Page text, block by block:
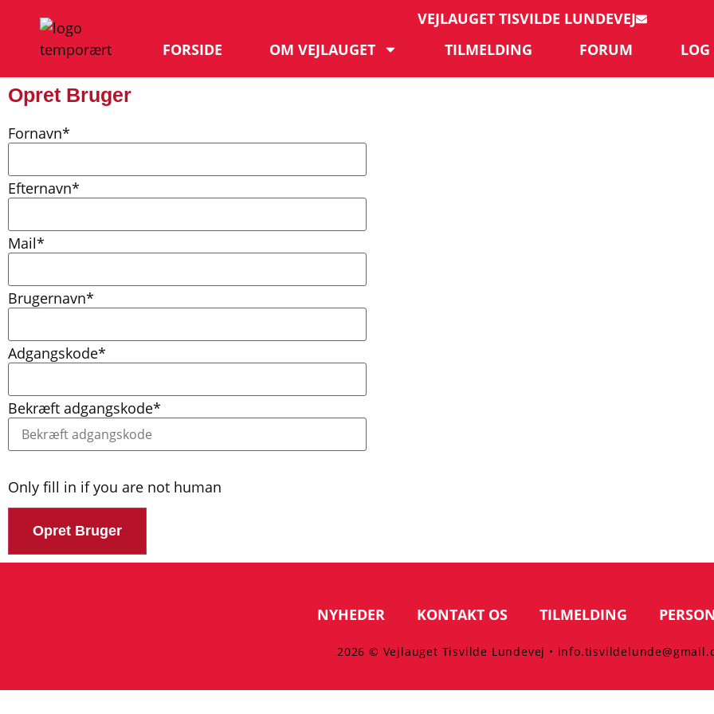
VEJLAUGET TISVILDE LUNDEVEJ
FORSIDE
OM VEJLAUGET TILMELDING FORUM LOG
Opret Bruger
Fornavn*
Efternavn*
Mail*
Brugernavn*
Adgangskode*
Bekræft adgangskode*
Only fill in if you are not human
NYHEDER KONTAKT OS TILMELDING
2026 © Vejlauget Tisvilde Lundevej •